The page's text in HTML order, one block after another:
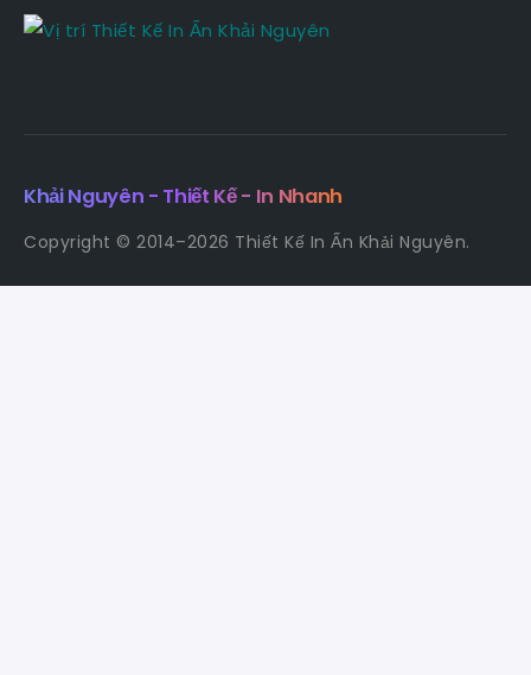
Khải Nguyên - Thiết Kế - In Nhanh
Copyright © 2014–2026 Thiết Kế In Ấn Khải Nguyên.